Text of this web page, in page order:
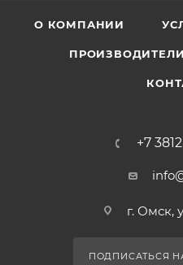
О КОМПАНИИ
ПРОИЗВОДИТЕЛИ
+7
г. Омск,
ПОДПИСАТЬСЯ